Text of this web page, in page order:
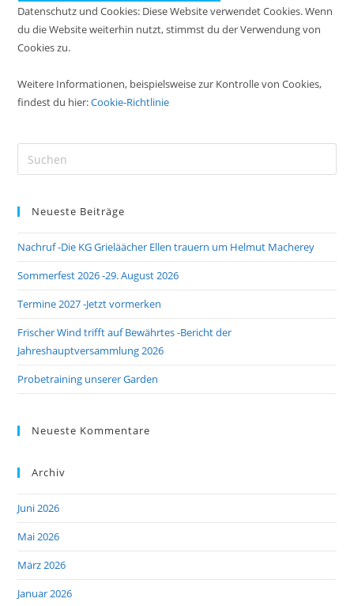
Datenschutz und Cookies: Diese Website verwendet Cookies. Wenn
du die Website weiterhin nutzt, stimmst du der Verwendung von
Cookies zu.
Weitere Informationen, beispielsweise zur Kontrolle von Cookies,
findest du hier:Cookie-Richtlinie
Neueste Beiträge
Nachruf -Die KG Grieläächer Ellen trauern um Helmut Macherey
Sommerfest 2026 -29. August 2026
Termine 2027 -Jetzt vormerken
Frischer Wind trifft auf Bewährtes -Bericht der
Jahreshauptversammlung 2026
Probetraining unserer Garden
Neueste Kommentare
Archiv
Juni 2026
Mai 2026
März 2026
Januar 2026